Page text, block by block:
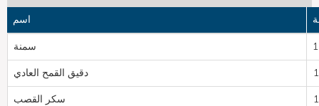
اسم
سمنة
دقيق القمح العادي
سكر القصب